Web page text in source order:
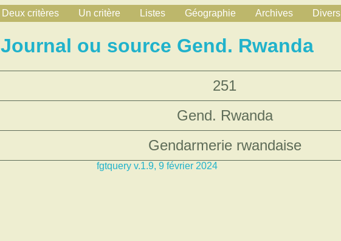
Deux critères Un critère Listes Géographie Archives Divers
Journal ou source Gend. Rwanda
251
Gend. Rwanda
Gendarmerie rwandaise
fgtquery v.1.9, 9 février 2024